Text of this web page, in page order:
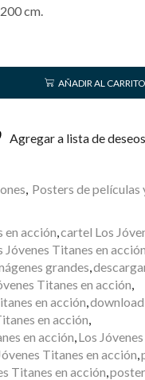
cm.
AÑADIR AL CARRITO
Agregar a lista de deseos
, Posters de películas
en acción,cartel Los
Titanes en acción
grandes,
Titanes en acción,
en acción,
en acción,
en acción,Los
Titanes en acción,
Titanes en acción,